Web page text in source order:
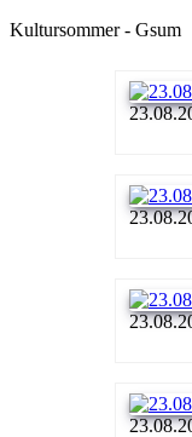
Kultursommer - Gsum